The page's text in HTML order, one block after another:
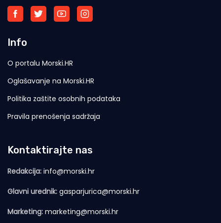
Info
O portalu Morski.HR
Oglašavanje na Morski.HR
Politika zaštite osobnih podataka
Pravila prenošenja sadržaja
Kontaktirajte nas
Redakcija: info@morski.hr
Glavni urednik: gasparjurica@morski.hr
Marketing: marketing@morski.hr